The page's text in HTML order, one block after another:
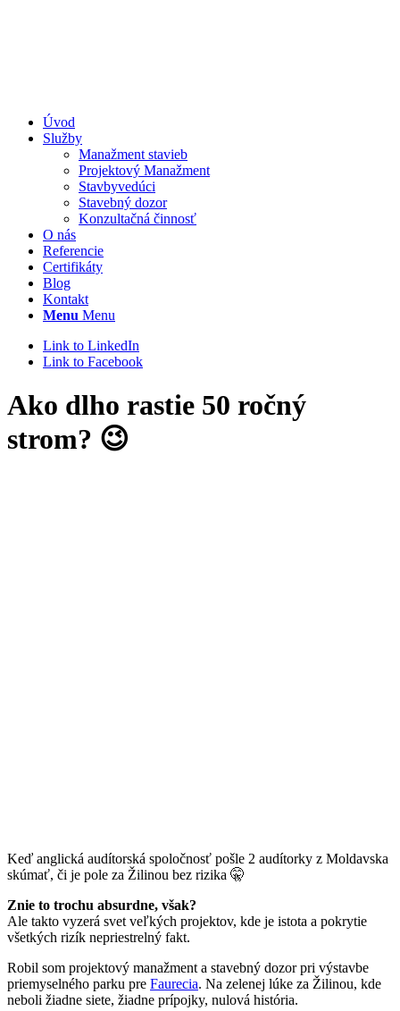
Úvod
Služby
Manažment stavieb
Projektový Manažment
Stavbyvedúci
Stavebný dozor
Konzultačná činnosť
O nás
Referencie
Certifikáty
Blog
Kontakt
Menu Menu
Link to LinkedIn
Link to Facebook
Ako dlho rastie 50 ročný
strom? 😉
Keď anglická audítorská spoločnosť pošle 2 audítorky z Moldavska
skúmať, či je pole za Žilinou bez rizika 🤫
Znie to trochu absurdne, však?
Ale takto vyzerá svet veľkých projektov, kde je istota a pokrytie
všetkých rizík nepriestrelný fakt.
Robil som projektový manažment a stavebný dozor pri výstavbe
priemyselného parku pre Faurecia. Na zelenej lúke za Žilinou, kde
neboli žiadne siete, žiadne prípojky, nulová história.